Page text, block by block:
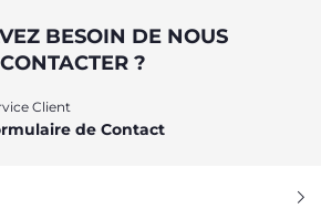
BESOIN DE NOUS
CONTACTER ?
Client
de Contact